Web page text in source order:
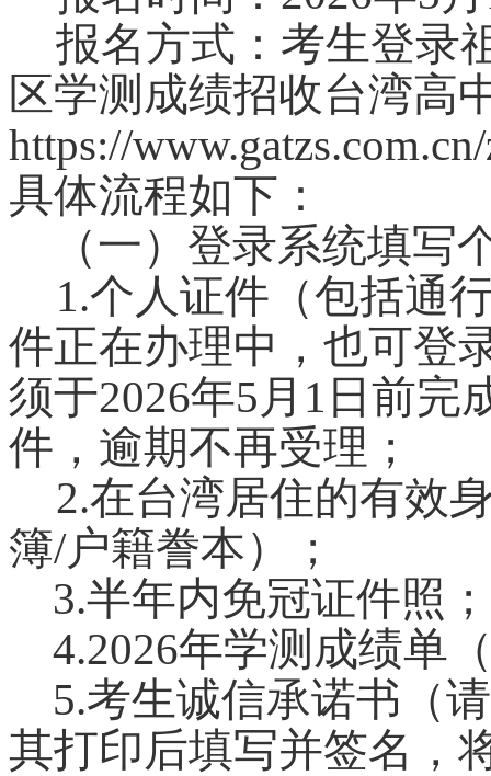
报名方式：考生登录
区学测成绩招收台湾高
https://
具体流程如下：
（一）登录系统填写
1.个人证件（包括通
件正在办理中，也可登
须于2026年5月1日前完
件，逾期不再受理；
2.在台湾居住的有效
簿/户籍誊本）；
3.半年内免冠证件照；
4.2026年学测成绩单
5.考生诚信承诺书（
其打印后填写并签名，